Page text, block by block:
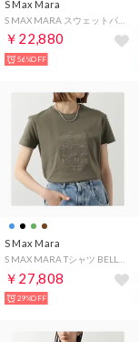
S Max Mara
￥22,880
56%OFF
S Max Mara
￥27,808
29%OFF